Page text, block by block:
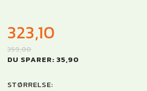
323,10
359,00
DU SPARER: 35,90
STØRRELSE: